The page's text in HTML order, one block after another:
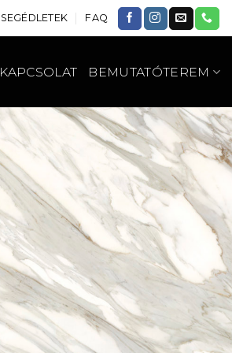
SEGÉDLETEK FAQ
KAPCSOLAT BEMUTATÓTEREM